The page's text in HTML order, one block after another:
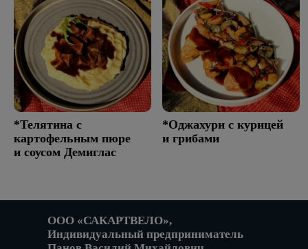
*Телятина с
картофельным пюре
и соусом Демиглас
*Оджахури с курицей
и грибами
ООО «САКАРТВЕЛО»,
Индивидуальный предприниматель